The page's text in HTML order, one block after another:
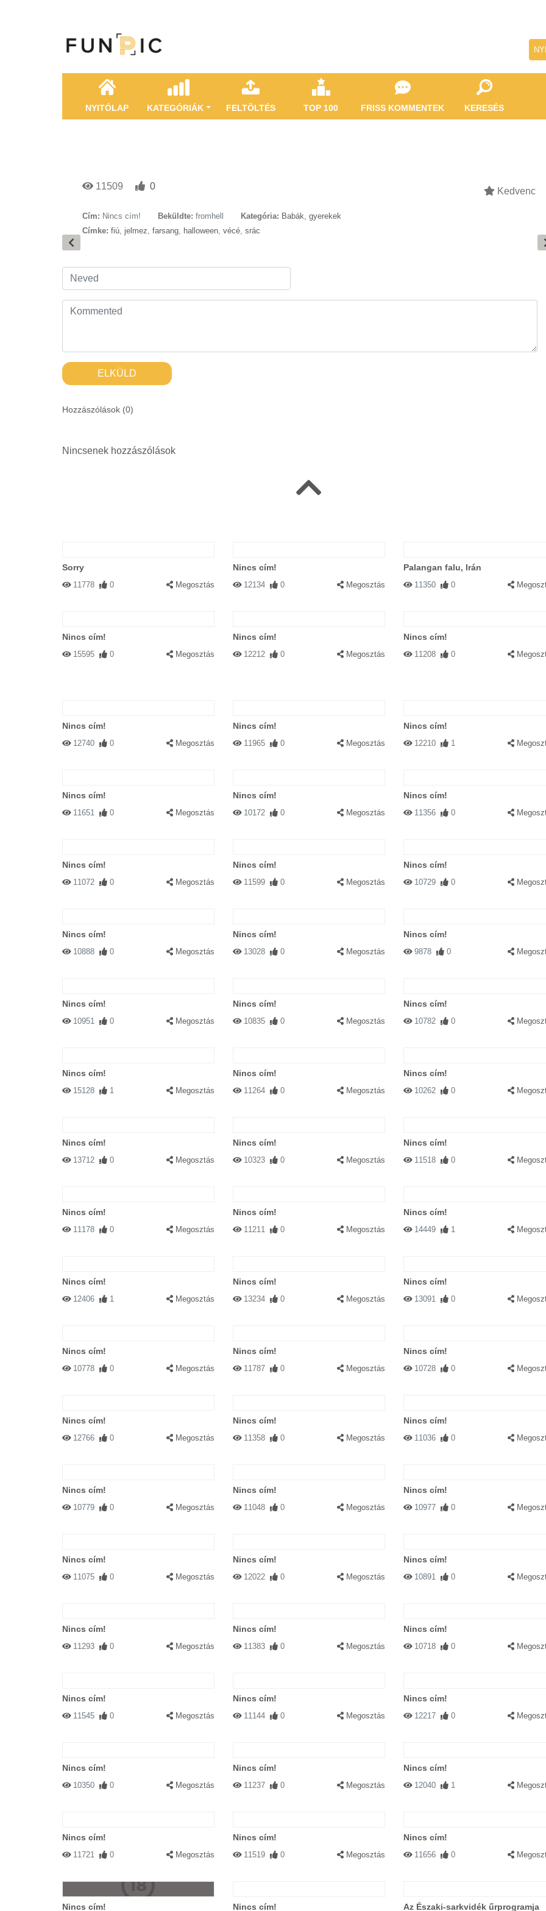
NYITÓLAP KATEGÓRIÁK FELTÖLTÉS TOP 100 FRISS KOMMENTEK KERESÉS
11509 0 Kedvenc
Cím: Nincs cím! Beküldte: fromhell Kategória: Babák, gyerekek
Címke: fiú, jelmez, farsang, halloween, vécé, srác
ELKÜLD
Hozzászólások (0)
Nincsenek hozzászólások
Sorry
11778 0 Megosztás
Nincs cím!
12134 0 Megosztás
Palangan falu, Irán
11350 0
Nincs cím!
15595 0 Megosztás
Nincs cím!
12212 0 Megosztás
Nincs cím!
11208 0
Nincs cím!
12740 0 Megosztás
Nincs cím!
11965 0 Megosztás
Nincs cím!
12210 1
Nincs cím!
11651 0 Megosztás
Nincs cím!
10172 0 Megosztás
Nincs cím!
11356 0
Nincs cím!
11072 0 Megosztás
Nincs cím!
11599 0 Megosztás
Nincs cím!
10729 0
Nincs cím!
10888 0 Megosztás
Nincs cím!
13028 0 Megosztás
Nincs cím!
9878 0
Nincs cím!
10951 0 Megosztás
Nincs cím!
10835 0 Megosztás
Nincs cím!
10782 0
Nincs cím!
15128 1 Megosztás
Nincs cím!
11264 0 Megosztás
Nincs cím!
10262 0
Nincs cím!
13712 0 Megosztás
Nincs cím!
10323 0 Megosztás
Nincs cím!
11518 0
Nincs cím!
11178 0 Megosztás
Nincs cím!
11211 0 Megosztás
Nincs cím!
14449 1
Nincs cím!
12406 1 Megosztás
Nincs cím!
13234 0 Megosztás
Nincs cím!
13091 0
Nincs cím!
10778 0 Megosztás
Nincs cím!
11787 0 Megosztás
Nincs cím!
10728 0
Nincs cím!
12766 0 Megosztás
Nincs cím!
11358 0 Megosztás
Nincs cím!
11036 0
Nincs cím!
10779 0 Megosztás
Nincs cím!
11048 0 Megosztás
Nincs cím!
10977 0
Nincs cím!
11075 0 Megosztás
Nincs cím!
12022 0 Megosztás
Nincs cím!
10891 0
Nincs cím!
11293 0 Megosztás
Nincs cím!
11383 0 Megosztás
Nincs cím!
10718 0
Nincs cím!
11545 0 Megosztás
Nincs cím!
11144 0 Megosztás
Nincs cím!
12217 0
Nincs cím!
10350 0 Megosztás
Nincs cím!
11237 0 Megosztás
Nincs cím!
12040 1
Nincs cím!
11721 0 Megosztás
Nincs cím!
11519 0 Megosztás
Nincs cím!
11656 0
Nincs cím! Nincs cím! Az Északi-sarkvidék űrprogramja